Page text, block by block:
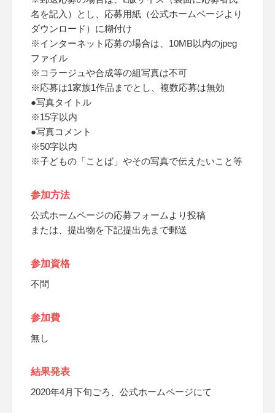
名を記入）とし、応募用紙（公式ホームページより
ダウンロード）に糊付け
※インターネット応募の場合は、10MB以内のjpeg
ファイル
※コラージュや合成等の組写真は不可
※応募は1家族1作品までとし、複数応募は無効
●写真タイトル
※15字以内
●写真コメント
※50字以内
※子どもの「ことば」やその写真で伝えたいこと等
参加方法
公式ホームページの応募フォームより投稿
または、提出物を下記提出先まで郵送
参加資格
不問
参加費
無し
結果発表
2020年4月下旬ごろ、公式ホームページにて